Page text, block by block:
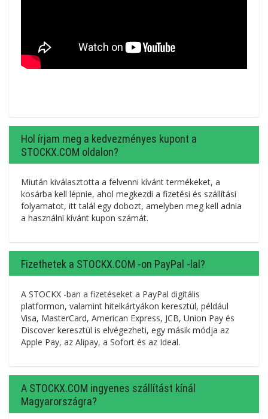
Hol írjam meg a kedvezményes kupont a
STOCKX.COM oldalon?
Miután kiválasztotta a felvenni kívánt termékeket, a
kosárba kell lépnie, ahol megkezdi a fizetési és szállítási
folyamatot, itt talál egy dobozt, amelyben meg kell adnia
a használni kívánt kupon számát.
Fizethetek a STOCKX.COM -on PayPal -lal?
A STOCKX -ban a fizetéseket a PayPal digitális
platformon, valamint hitelkártyákon keresztül, például
Visa, MasterCard, American Express, JCB, Union Pay és
Discover keresztül is elvégezheti, egy másik módja az
Apple Pay, az Alipay, a Sofort és az Ideal.
A STOCKX.COM ingyenes szállítást kínál
Magyarországra?